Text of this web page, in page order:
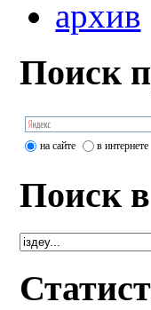
архив
Поиск
на сайте в интернете
Поиск в